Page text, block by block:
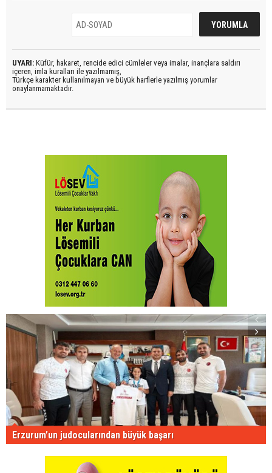
UYARI: Küfür, hakaret, rencide edici cümleler veya imalar, inançlara saldırı
içeren, imla kuralları ile yazılmamış,
Türkçe karakter kullanılmayan ve büyük harflerle yazılmış yorumlar
onaylanmamaktadır.
Erzurum'un judocularından büyük başarı